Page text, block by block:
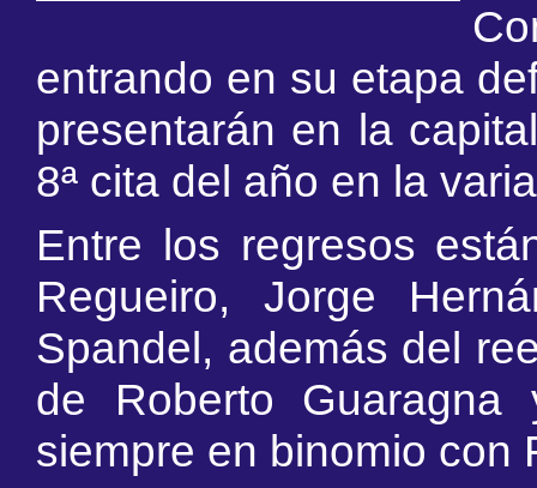
entrando en su etapa
presentarán en la
8ª cita del año en la
Entre los regresos
Regueiro, Jorge
Spandel, además del
de Roberto
siempre en binomio con